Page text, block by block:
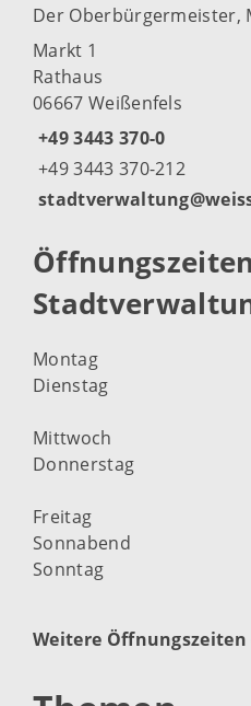
Der Oberbürgermeister,
Markt 1
Rathaus
06667 Weißenfels
+49 3443 370-0
+49 3443 370-212
Montag
Dienstag
Mittwoch
Donnerstag
Freitag
Sonnabend
Sonntag
Weitere